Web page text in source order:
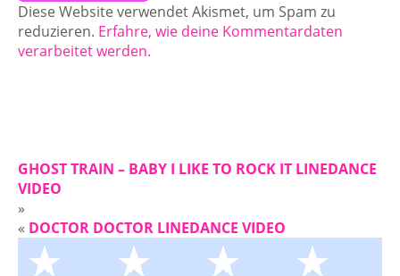
Diese Website verwendet Akismet, um Spam zu
reduzieren. Erfahre, wie deine Kommentardaten
verarbeitet werden.
GHOST TRAIN – BABY I LIKE TO ROCK IT LINEDANCE
VIDEO
»
« DOCTOR DOCTOR LINEDANCE VIDEO